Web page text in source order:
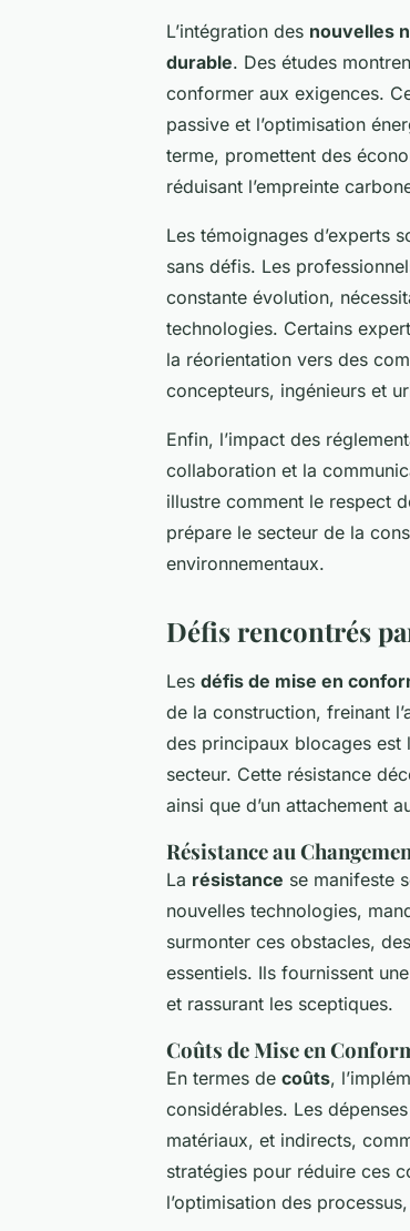
L’intégration des nouvelles
durable. Des études
conformer aux exigences.
passive et l’optimisation
terme, promettent des
réduisant l’empreinte
Les témoignages d’experts
sans défis. Les
constante évolution,
technologies. Certains
la réorientation vers des
concepteurs, ingénieurs et
Enfin, l’impact des
collaboration et la
illustre comment le respect
prépare le secteur de la
environnementaux.
Défis rencontrés
Les défis de mise en
de la construction, freinant
des principaux blocages est
secteur. Cette résistance
ainsi que d’un attachement
Résistance au
La résistance se manifeste
nouvelles technologies,
surmonter ces obstacles,
essentiels. Ils fournissent une
et rassurant les sceptiques.
Coûts de Mise en
En termes de coûts,
considérables. Les
matériaux, et indirects,
stratégies pour réduire ces
l’optimisation des